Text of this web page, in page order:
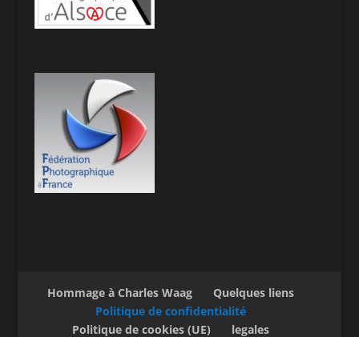
Hommage à Charles Waag
Quelques liens
Politique de confidentialité
Politique de cookies (UE)
legales